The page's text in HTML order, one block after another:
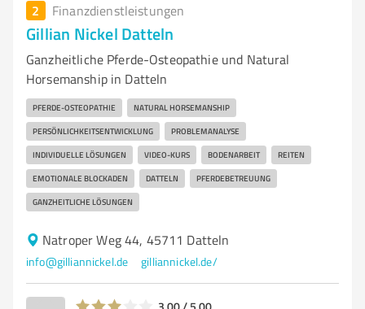
2 Finanzdienstleistungen
Gillian Nickel Datteln
Ganzheitliche Pferde-Osteopathie und Natural
Horsemanship in Datteln
PFERDE-OSTEOPATHIE NATURAL HORSEMANSHIP
PERSÖNLICHKEITSENTWICKLUNG PROBLEMANALYSE
INDIVIDUELLE LÖSUNGEN VIDEO-KURS BODENARBEIT REITEN
EMOTIONALE BLOCKADEN DATTELN PFERDEBETREUUNG
GANZHEITLICHE LÖSUNGEN
Natroper Weg 44, 45711 Datteln
info@gilliannickel.de gilliannickel.de/
3,00 / 5,00